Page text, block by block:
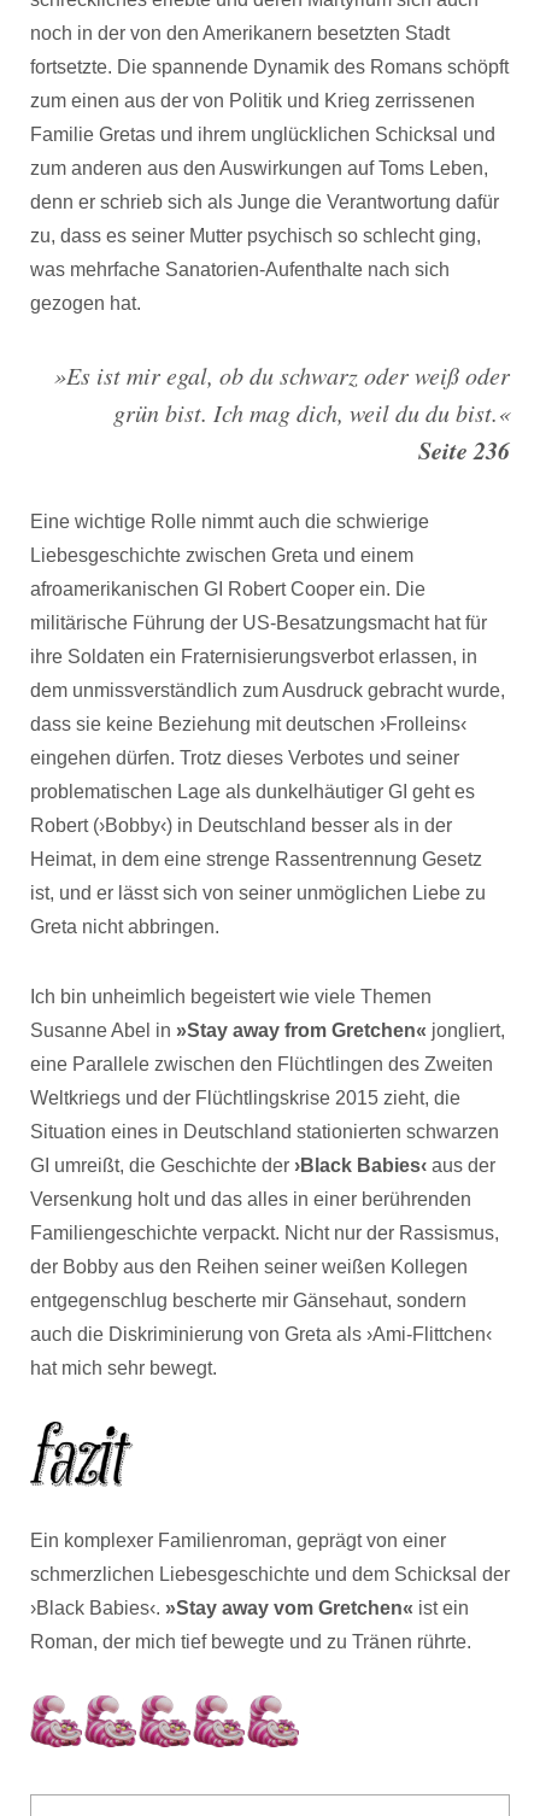
noch in der von den Amerikanern besetzten Stadt
fortsetzte. Die spannende Dynamik des Romans schöpft
zum einen aus der von Politik und Krieg zerrissenen
Familie Gretas und ihrem unglücklichen Schicksal und
zum anderen aus den Auswirkungen auf Toms Leben,
denn er schrieb sich als Junge die Verantwortung dafür
zu, dass es seiner Mutter psychisch so schlecht ging,
was mehrfache Sanatorien-Aufenthalte nach sich
gezogen hat.
»Es ist mir egal, ob du schwarz oder weiß oder
grün bist. Ich mag dich, weil du du bist.«
Seite 236
Eine wichtige Rolle nimmt auch die schwierige
Liebesgeschichte zwischen Greta und einem
afroamerikanischen GI Robert Cooper ein. Die
militärische Führung der US-Besatzungsmacht hat für
ihre Soldaten ein Fraternisierungsverbot erlassen, in
dem unmissverständlich zum Ausdruck gebracht wurde,
dass sie keine Beziehung mit deutschen ›Frolleins‹
eingehen dürfen. Trotz dieses Verbotes und seiner
problematischen Lage als dunkelhäutiger GI geht es
Robert (›Bobby‹) in Deutschland besser als in der
Heimat, in dem eine strenge Rassentrennung Gesetz
ist, und er lässt sich von seiner unmöglichen Liebe zu
Greta nicht abbringen.
Ich bin unheimlich begeistert wie viele Themen
Susanne Abel in »Stay away from Gretchen« jongliert,
eine Parallele zwischen den Flüchtlingen des Zweiten
Weltkriegs und der Flüchtlingskrise 2015 zieht, die
Situation eines in Deutschland stationierten schwarzen
GI umreißt, die Geschichte der ›Black Babies‹ aus der
Versenkung holt und das alles in einer berührenden
Familiengeschichte verpackt. Nicht nur der Rassismus,
der Bobby aus den Reihen seiner weißen Kollegen
entgegenschlug bescherte mir Gänsehaut, sondern
auch die Diskriminierung von Greta als ›Ami-Flittchen‹
hat mich sehr bewegt.
Ein komplexer Familienroman, geprägt von einer
schmerzlichen Liebesgeschichte und dem Schicksal der
›Black Babies‹. »Stay away vom Gretchen« ist ein
Roman, der mich tief bewegte und zu Tränen rührte.